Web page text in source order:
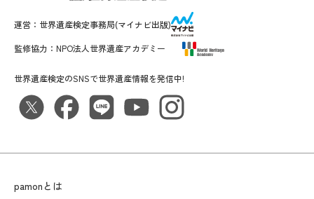
pamonとは
世界遺産検定のSNSで世界遺産情報を発信中!
運営： 世界遺産検定事務局(マイナビ出版)
監修協力： NPO法人世界遺産アカデミー